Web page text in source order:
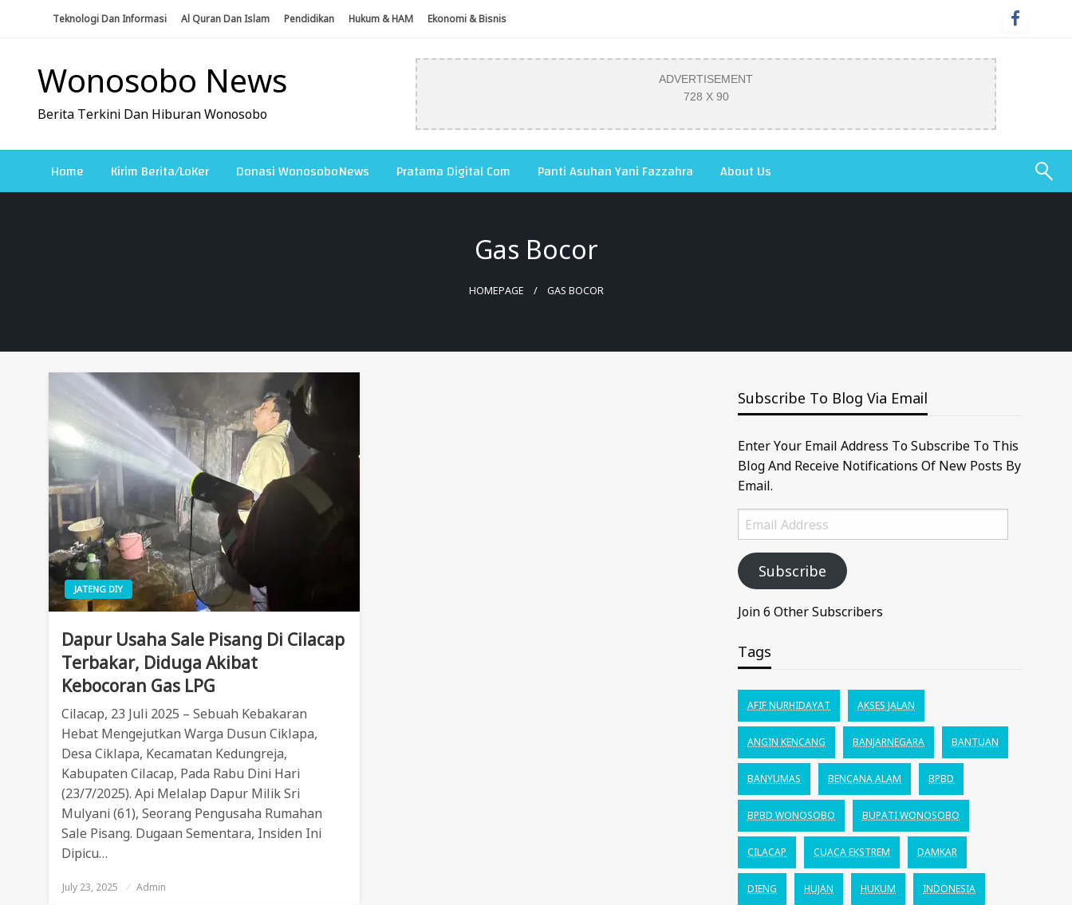
Teknologi Dan Informasi Al Quran Dan Islam Pendidikan Hukum & HAM Ekonomi & Bisnis
Wonosobo News
Berita Terkini Dan Hiburan Wonosobo
ADVERTISEMENT
728 X 90
Home Kirim Berita/LoKer Donasi WonosoboNews Pratama Digital Com Panti Asuhan Yani Fazzahra About Us
Gas Bocor
HOMEPAGE GAS BOCOR
JATENG DIY
Dapur Usaha Sale Pisang Di Cilacap
Terbakar, Diduga Akibat
Kebocoran Gas LPG
Cilacap, 23 Juli 2025 – Sebuah Kebakaran
Hebat Mengejutkan Warga Dusun Ciklapa,
Desa Ciklapa, Kecamatan Kedungreja,
Kabupaten Cilacap, Pada Rabu Dini Hari
(23/7/2025). Api Melalap Dapur Milik Sri
Mulyani (61), Seorang Pengusaha Rumahan
Sale Pisang. Dugaan Sementara, Insiden Ini
Dipicu…
Posted
On
July 23, 2025 Admin
Subscribe To Blog Via Email
Enter Your Email Address To Subscribe To This
Blog And Receive Notifications Of New Posts By
Email.
Email
Address
Subscribe
Join 6 Other Subscribers
Tags
AFIF NURHIDAYAT AKSES JALAN
ANGIN KENCANG BANJARNEGARA BANTUAN
BANYUMAS BENCANA ALAM BPBD
BPBD WONOSOBO BUPATI WONOSOBO
CILACAP CUACA EKSTREM DAMKAR
DIENG HUJAN HUKUM INDONESIA